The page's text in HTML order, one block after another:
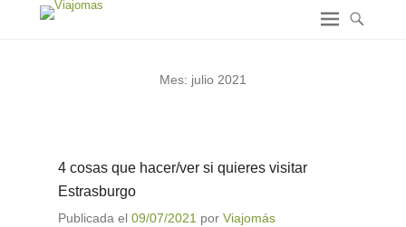
Mes: julio 2021
4 cosas que hacer/ver si quieres visitar
Estrasburgo
Publicada el 09/07/2021 por Viajomás